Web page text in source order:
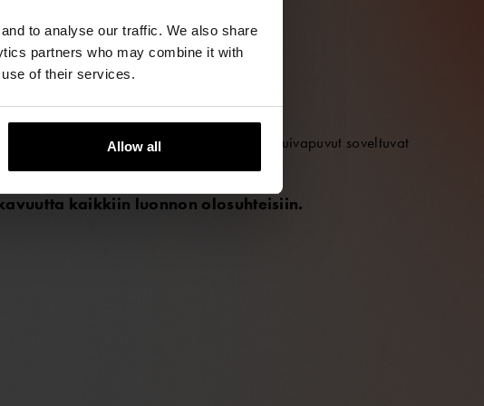
to analyse our traffic. We also share
partners who may combine it with
of their services.
Allow all
vaativimpiin olosuhteisiin. Ursuit
-kuivapuvut soveltuvat
kuin päälle.
kaikkiin luonnon olosuhteisiin.